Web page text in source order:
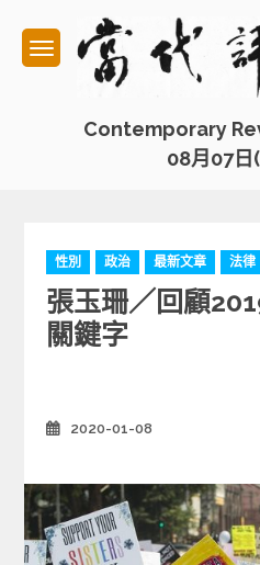
content
Contemporary
08月07日
C
a
t
e
g
i
e
性別 政治 最新文章 法律
張玉珊／回顧
關鍵字
2020-01-08